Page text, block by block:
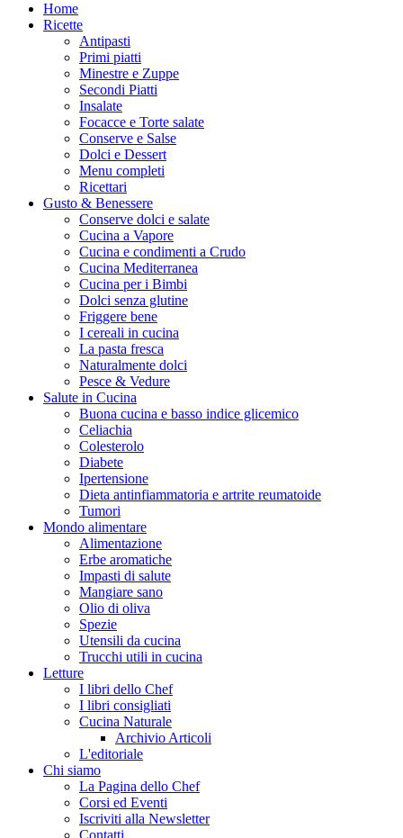
Home
Ricette
Antipasti
Primi piatti
Minestre e Zuppe
Secondi Piatti
Insalate
Focacce e Torte salate
Conserve e Salse
Dolci e Dessert
Menu completi
Ricettari
Gusto & Benessere
Conserve dolci e salate
Cucina a Vapore
Cucina e condimenti a Crudo
Cucina Mediterranea
Cucina per i Bimbi
Dolci senza glutine
Friggere bene
I cereali in cucina
La pasta fresca
Naturalmente dolci
Pesce & Vedure
Salute in Cucina
Buona cucina e basso indice glicemico
Celiachia
Colesterolo
Diabete
Ipertensione
Dieta antinfiammatoria e artrite reumatoide
Tumori
Mondo alimentare
Alimentazione
Erbe aromatiche
Impasti di salute
Mangiare sano
Olio di oliva
Spezie
Utensili da cucina
Trucchi utili in cucina
Letture
I libri dello Chef
I libri consigliati
Cucina Naturale
Archivio Articoli
L'editoriale
Chi siamo
La Pagina dello Chef
Corsi ed Eventi
Iscriviti alla Newsletter